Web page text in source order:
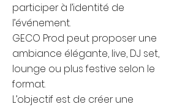
participer à l’identité de
l’événement.
GECO Prod peut proposer une
ambiance élégante, live, DJ set,
lounge ou plus festive selon le
format.
L’objectif est de créer une